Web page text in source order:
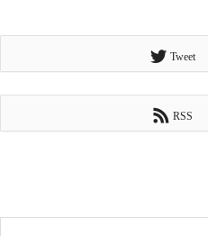
Tweet
RSS